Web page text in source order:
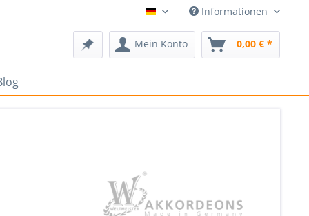
Deutsch Informationen
Mein Konto 0,00 € *